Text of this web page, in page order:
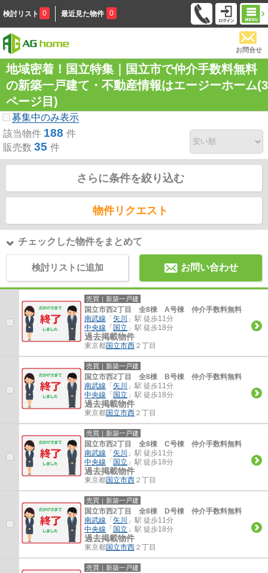
検討リスト 0 最近見た物件 0
お問合せ
地域密着！国立特集｜国立市で仲介手数料無料
の新築一戸建て・不動産情報はエージーホーム(3
ページ目)
募集中のみ表示
該当物件 188 件
販売数 35 件
さらに条件を絞り込む
物件リクエスト
チェックした物件をまとめて
検討リストに追加 お問い合わせ
売買｜新築一戸建
国立市西2丁目 全8棟 A号棟 仲介手数料無料
南武線 「 矢川
」駅 徒歩11分
中央線 「 国立 」駅 徒歩18分
過去掲載物件
東京都国立市西 ２丁目
売買｜新築一戸建
国立市西2丁目 全8棟 B号棟 仲介手数料無料
南武線 「 矢川
」駅 徒歩11分
中央線 「 国立 」駅 徒歩18分
過去掲載物件
東京都国立市西 ２丁目
売買｜新築一戸建
国立市西2丁目 全8棟 C号棟 仲介手数料無料
南武線 「 矢川
」駅 徒歩11分
中央線 「 国立 」駅 徒歩18分
過去掲載物件
東京都国立市西 ２丁目
売買｜新築一戸建
国立市西2丁目 全8棟 D号棟 仲介手数料無料
南武線 「 矢川
」駅 徒歩11分
中央線 「 国立 」駅 徒歩18分
過去掲載物件
東京都国立市西 ２丁目
売買｜新築一戸建